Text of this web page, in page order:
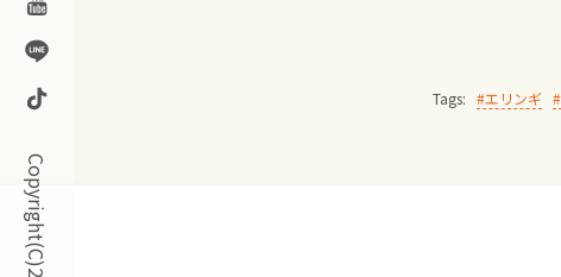
Youtube
Line
TikTok
Tags:
エリンギ